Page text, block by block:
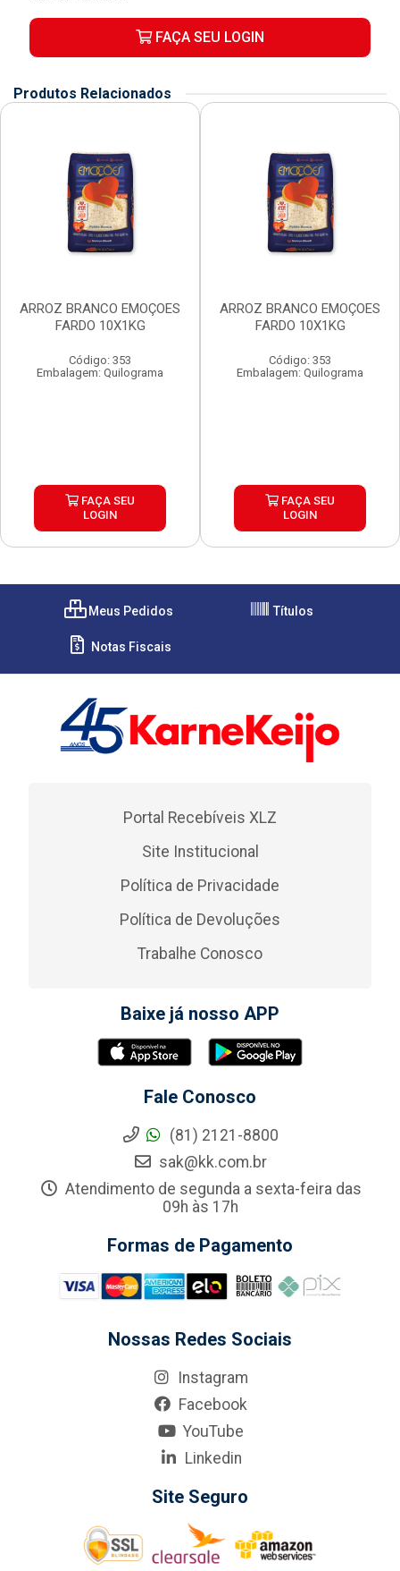
FAÇA SEU LOGIN
Produtos Relacionados
ARROZ BRANCO EMOÇOES
FARDO 10X1KG
Código: 353
Embalagem: Quilograma
FAÇA SEU
LOGIN
ARROZ BRANCO EMOÇOES
FARDO 10X1KG
Código: 353
Embalagem: Quilograma
FAÇA SEU
LOGIN
Meus Pedidos Títulos
Notas Fiscais
Portal Recebíveis XLZ
Site Institucional
Política de Privacidade
Política de Devoluções
Trabalhe Conosco
Baixe já nosso APP
Fale Conosco
(81) 2121-8800
sak@kk.com.br
Atendimento de segunda a sexta-feira das
09h às 17h
Formas de Pagamento
Nossas Redes Sociais
Instagram
Facebook
YouTube
Linkedin
Site Seguro